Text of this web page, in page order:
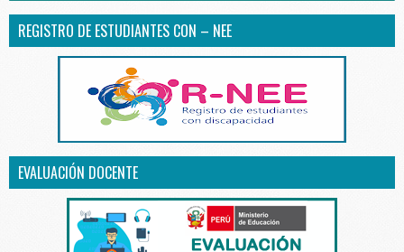
REGISTRO DE ESTUDIANTES CON – NEE
EVALUACIÓN DOCENTE